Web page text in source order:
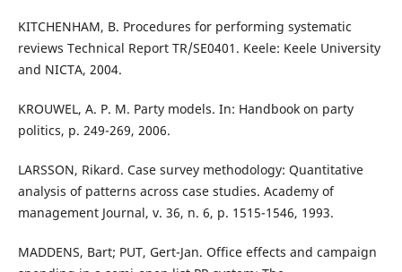
KITCHENHAM, B. Procedures for performing systematic
reviews Technical Report TR/SE0401. Keele: Keele University
and NICTA, 2004.
KROUWEL, A. P. M. Party models. In: Handbook on party
politics, p. 249-269, 2006.
LARSSON, Rikard. Case survey methodology: Quantitative
analysis of patterns across case studies. Academy of
management Journal, v. 36, n. 6, p. 1515-1546, 1993.
MADDENS, Bart; PUT, Gert-Jan. Office effects and campaign